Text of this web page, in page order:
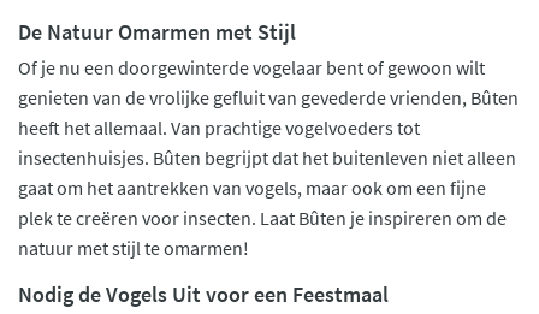
De Natuur Omarmen met Stijl
Of je nu een doorgewinterde vogelaar bent of gewoon wilt
genieten van de vrolijke gefluit van gevederde vrienden, Bûten
heeft het allemaal. Van prachtige vogelvoeders tot
insectenhuisjes. Bûten begrijpt dat het buitenleven niet alleen
gaat om het aantrekken van vogels, maar ook om een fijne
plek te creëren voor insecten. Laat Bûten je inspireren om de
natuur met stijl te omarmen!
Nodig de Vogels Uit voor een Feestmaal